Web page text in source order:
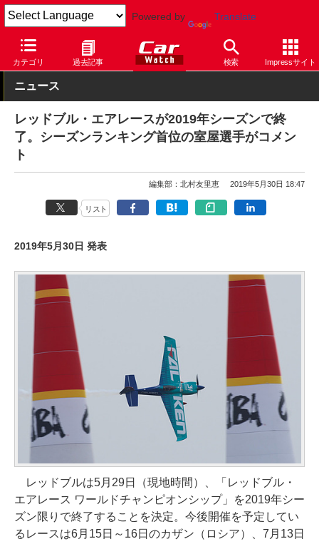
Powered by Translate
カテゴリ 過去記事 検索 Impressサイト
Car Watch モータースポーツ その他
ニュース
レッドブル・エアレースが2019年シーズンで終
了。シーズンランキング首位の室屋選手がコメン
ト
編集部：北村友里恵 2019年5月30日 18:47
リスト
2019年5月30日 発表
レッドブルは5月29日（現地時間）、「レッドブル・
エアレース ワールドチャンピオンシップ」を2019年シー
ズン限りで終了することを決定。今後開催を予定してい
るレースは6月15日～16日のカザン（ロシア）、7月13日